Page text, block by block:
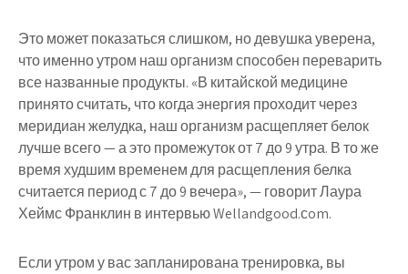
Это может показаться слишком, но девушка уверена,
что именно утром наш организм способен переварить
все названные продукты. «В китайской медицине
принято считать, что когда энергия проходит через
меридиан желудка, наш организм расщепляет белок
лучше всего — а это промежуток от 7 до 9 утра. В то же
время худшим временем для расщепления белка
считается период с 7 до 9 вечера», — говорит Лаура
Хеймс Франклин в интервью Wellandgood.сom.
Если утром у вас запланирована тренировка, вы